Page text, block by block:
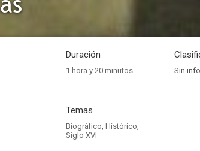
Duración
1 hora y 20 minutos Sin
Temas
Biográfico, Histórico,
Siglo XVI